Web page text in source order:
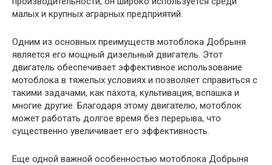
малых и крупных аграрных предприятий.
Одним из основных преимуществ мотоблока Добрыня
является его мощный дизельный двигатель. Этот
двигатель обеспечивает эффективное использование
мотоблока в тяжелых условиях и позволяет справиться с
такими задачами, как пахота, культивация, вспашка и
многие другие. Благодаря этому двигателю, мотоблок
может работать долгое время без перерыва, что
существенно увеличивает его эффективность.
Еще одной важной особенностью мотоблока Добрыня